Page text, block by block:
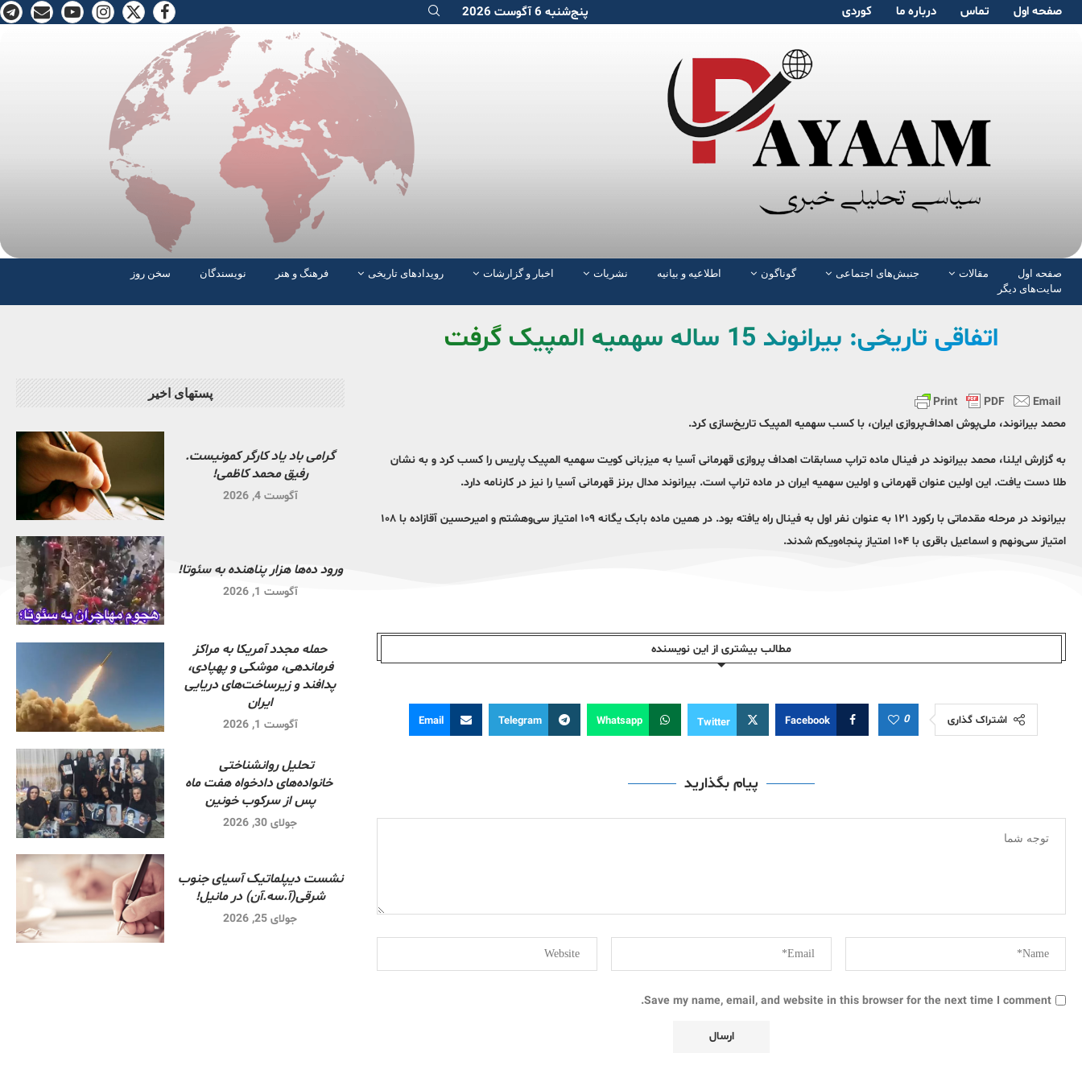
صفحە اول تماس دربارە ما کوردی پنج‌شنبه 6 آگوست 2026
صفحە اول مقالات جنبش‌های اجتماعی گوناگون اطلاعیه و بیانیه نشریات اخبار و گزارشات رویدادهای تاریخی فرهنگ و هنر نویسندگان
سخن روز
سایت‌های دیگر
اتفاقی تاریخی: بیرانوند 15 ساله سهمیه المپیک گرفت
محمد بیرانوند، ملی‌پوش اهداف‌پروازی ایران، با کسب سهمیه المپیک تاریخ‌سازی کرد.
به گزارش ایلنا، محمد بیرانوند در فینال ماده تراپ مسابقات اهداف پروازی قهرمانی آسیا به میزبانی کویت سهمیه المپیک پاریس را کسب کرد و به نشان
طلا دست یافت. این اولین عنوان قهرمانی و اولین سهمیه ایران در ماده تراپ است. بیرانوند مدال برنز قهرمانی آسیا را نیز در کارنامه دارد.
بیرانوند در مرحله مقدماتی با رکورد ۱۲۱ به عنوان نفر اول به فینال راه یافته بود. در همین ماده بابک یگانه ۱۰۹ امتیاز سی‌وهشتم و امیرحسین آقازاده با ۱۰۸
امتیاز سی‌ونهم و اسماعیل باقری با ۱۰۴ امتیاز پنجاه‌ویکم شدند.
مطالب بیشتری از این نویسندە
اشتراک گذاری 0
Facebook
Twitter
Whatsapp
Telegram
Email
پیام بگذارید
Save my name, email, and website in this browser for the next time I comment.
پستهای اخیر
گرامی باد یاد کارگر کمونیست.
رفیق محمد کاظمی!
آگوست 4, 2026
ورود ده‌ها هزار پناهنده به سئوتا!
آگوست 1, 2026
حمله مجدد آمریکا به مراکز
فرماندهی، موشکی و پهپادی،
پدافند و زیرساخت‌های دریایی
ایران
آگوست 1, 2026
تحلیل روانشناختی
خانواده‌های دادخواه هفت ماه
پس از سرکوب خونین
جولای 30, 2026
نشست دیپلماتیک آسیای جنوب
شرقی‌(آ.سه.آن) در مانیل!
جولای 25, 2026